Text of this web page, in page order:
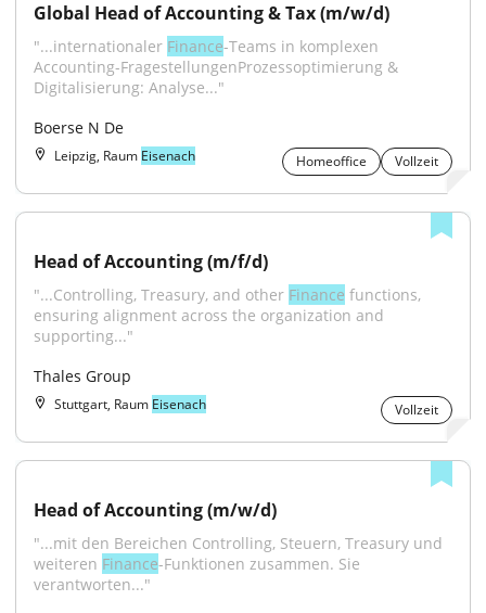
Global Head of Accounting & Tax (m/w/d)
"...internationaler Finance-Teams in komplexen
Accounting-FragestellungenProzessoptimierung &
Digitalisierung: Analyse..."
Boerse N De
Leipzig, Raum Eisenach Homeoffice Vollzeit
Head of Accounting (m/f/d)
"...Controlling, Treasury, and other Finance functions,
ensuring alignment across the organization and
supporting..."
Thales Group
Stuttgart, Raum Eisenach Vollzeit
Head of Accounting (m/w/d)
"...mit den Bereichen Controlling, Steuern, Treasury und
weiteren Finance-Funktionen zusammen. Sie
verantworten..."